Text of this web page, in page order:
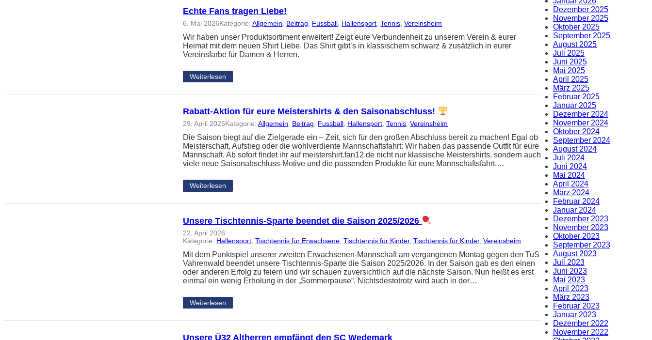
Echte Fans tragen Liebe!
6. Mai 2026Kategorie:Allgemein Beitrag Fussball Hallensport , Tennis , Vereinsheim
Wir haben unser Produktsortiment erweitert! Zeigt eure Verbundenheit zu unserem Verein & eurer
Heimat mit dem neuen Shirt Liebe. Das Shirt gibt’s in klassischem schwarz & zusätzlich in eurer
Vereinsfarbe für Damen & Herren.
Weiterlesen
Rabatt-Aktion für eure Meistershirts & den Saisonabschluss!
29. April 2026Kategorie:Allgemein, Beitrag, Fussball, Hallensport, Tennis, Vereinsheim
Die Saison biegt auf die Zielgerade ein – Zeit, sich für den großen Abschluss bereit zu machen! Egal ob
Meisterschaft, Aufstieg oder die wohlverdiente Mannschaftsfahrt: Wir haben das passende Outfit für eure
Mannschaft. Ab sofort findet ihr auf meistershirt.fan12.de nicht nur klassische Meistershirts, sondern auch
viele neue Saisonabschluss-Motive und die passenden Produkte für eure Mannschaftsfahrt.…
Weiterlesen
Unsere Tischtennis-Sparte beendet die Saison 2025/2026
22. April 2026
Kategorie: Hallensport , Tischtennis für Erwachsene , Tischtennis für Kinder, Tischtennis für Kinder, Vereinsheim
Mit dem Punktspiel unserer zweiten Erwachsenen-Mannschaft am vergangenen Montag gegen den TuS
Vahrenwald beendet unsere Tischtennis-Sparte die Saison 2025/2026. In der Saison gab es den einen
oder anderen Erfolg zu feiern und wir schauen zuversichtlich auf die nächste Saison. Nun heißt es erst
einmal ein wenig Erholung in der „Sommerpause“. Nichtsdestotrotz wird auch in der…
Weiterlesen
Unsere Ü32 Altherren empfängt den SC Wedemark
Dezember 2025
November 2025
Oktober 2025
September 2025
August 2025
Juli 2025
Juni 2025
Mai 2025
April 2025
März 2025
Februar 2025
Januar 2025
Dezember 2024
November 2024
Oktober 2024
September 2024
August 2024
Juli 2024
Juni 2024
Mai 2024
April 2024
März 2024
Februar 2024
Januar 2024
Dezember 2023
November 2023
Oktober 2023
September 2023
August 2023
Juli 2023
Juni 2023
Mai 2023
April 2023
März 2023
Februar 2023
Januar 2023
Dezember 2022
November 2022